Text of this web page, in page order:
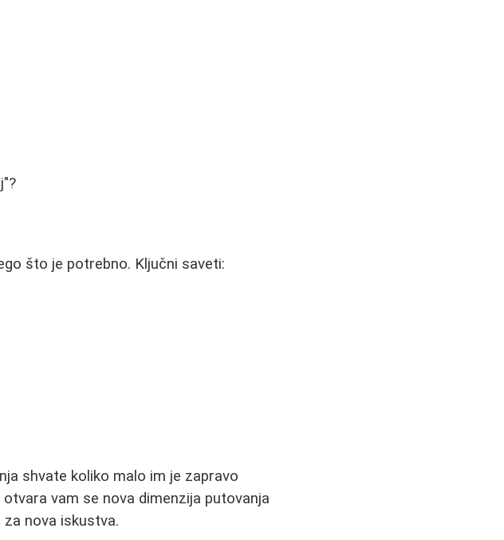
što je potrebno. Ključni saveti:
shvate koliko malo im je zapravo
vam se nova dimenzija putovanja
nova iskustva.